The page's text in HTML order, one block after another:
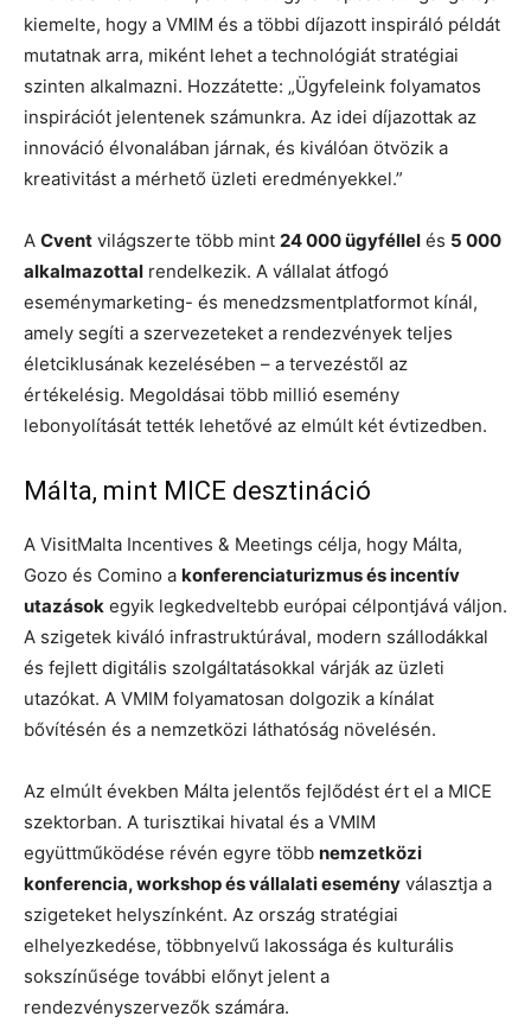
kiemelte, hogy a VMIM és a többi díjazott inspiráló példát
mutatnak arra, miként lehet a technológiát stratégiai
szinten alkalmazni. Hozzátette: „Ügyfeleink folyamatos
inspirációt jelentenek számunkra. Az idei díjazottak az
innováció élvonalában járnak, és kiválóan ötvözik a
kreativitást a mérhető üzleti eredményekkel.”
A Cvent világszerte több mint 24 000 ügyféllel és 5 000
alkalmazottal rendelkezik. A vállalat átfogó
eseménymarketing- és menedzsmentplatformot kínál,
amely segíti a szervezeteket a rendezvények teljes
életciklusának kezelésében – a tervezéstől az
értékelésig. Megoldásai több millió esemény
lebonyolítását tették lehetővé az elmúlt két évtizedben.
Málta, mint MICE desztináció
A VisitMalta Incentives & Meetings célja, hogy Málta,
Gozo és Comino a konferenciaturizmus és incentív
utazások egyik legkedveltebb európai célpontjává váljon.
A szigetek kiváló infrastruktúrával, modern szállodákkal
és fejlett digitális szolgáltatásokkal várják az üzleti
utazókat. A VMIM folyamatosan dolgozik a kínálat
bővítésén és a nemzetközi láthatóság növelésén.
Az elmúlt években Málta jelentős fejlődést ért el a MICE
szektorban. A turisztikai hivatal és a VMIM
együttműködése révén egyre több nemzetközi
konferencia, workshop és vállalati esemény választja a
szigeteket helyszínként. Az ország stratégiai
elhelyezkedése, többnyelvű lakossága és kulturális
sokszínűsége további előnyt jelent a
rendezvényszervezők számára.